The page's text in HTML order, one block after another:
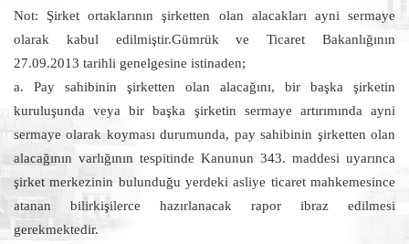
Not: Şirket ortaklarının şirketten olan alacakları ayni sermaye
olarak kabul edilmiştir.Gümrük ve Ticaret Bakanlığının
27.09.2013 tarihli genelgesine istinaden;
a. Pay sahibinin şirketten olan alacağını, bir başka şirketin
kuruluşunda veya bir başka şirketin sermaye artırımında ayni
sermaye olarak koyması durumunda, pay sahibinin şirketten olan
alacağının varlığının tespitinde Kanunun 343. maddesi uyarınca
şirket merkezinin bulunduğu yerdeki asliye ticaret mahkemesince
atanan bilirkişilerce hazırlanacak rapor ibraz edilmesi
gerekmektedir.